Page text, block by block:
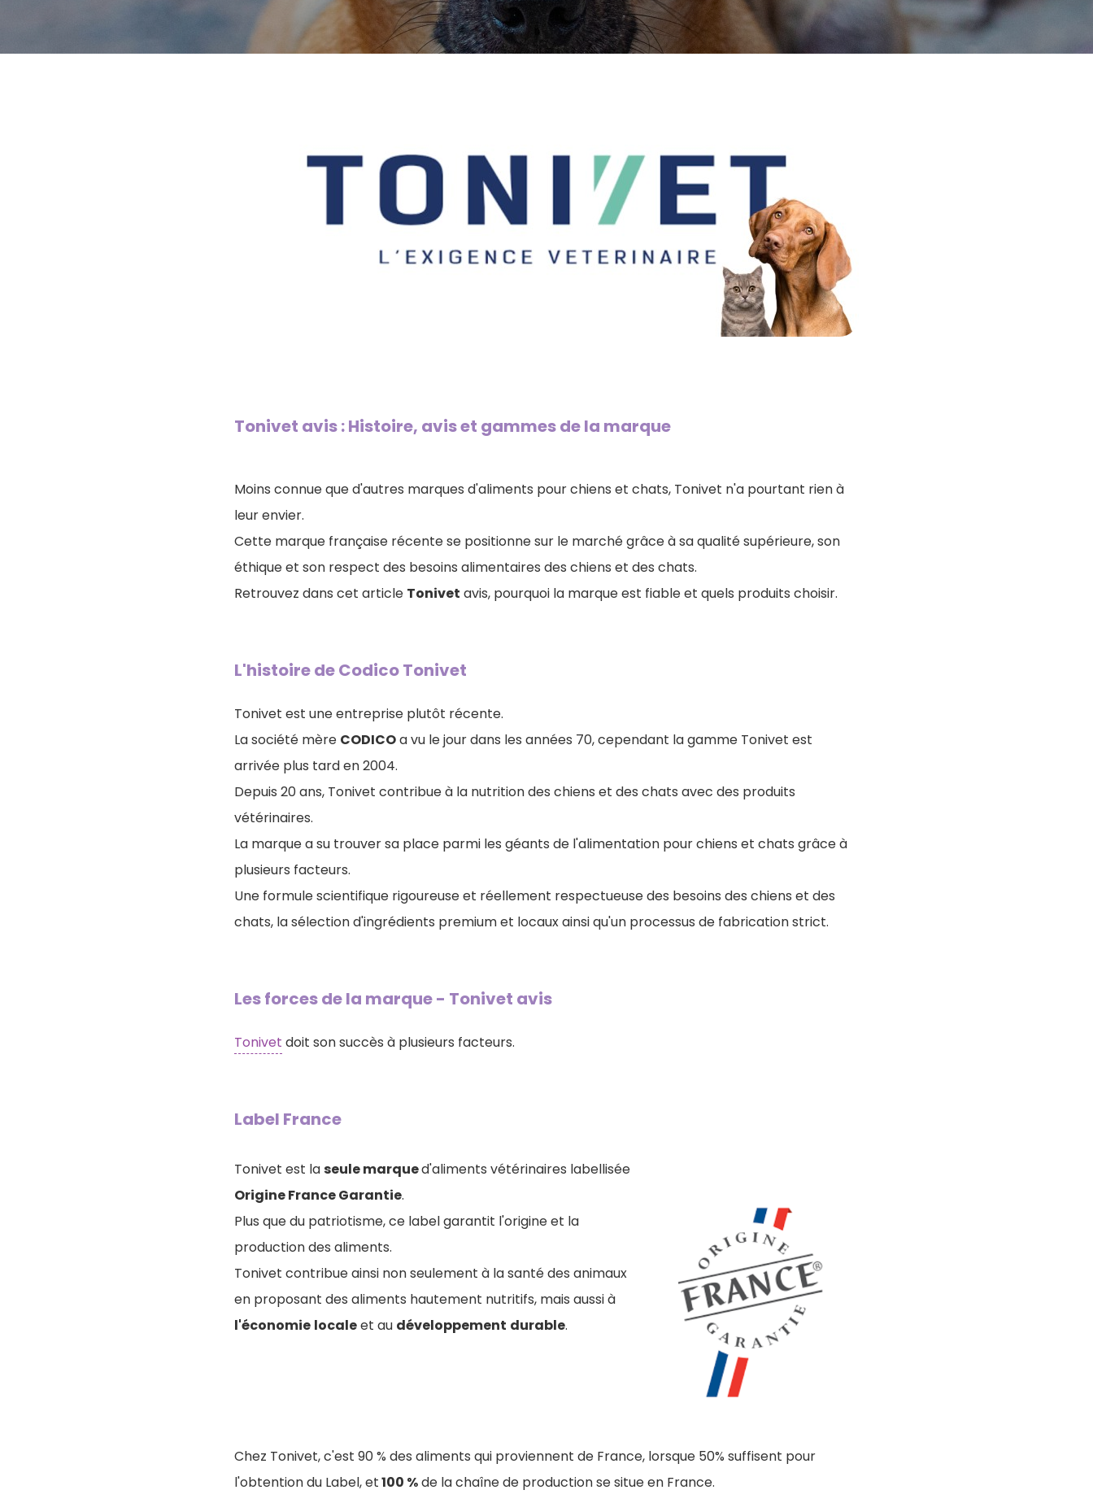
Tonivet avis : Histoire, avis et gammes de la marque
Moins connue que d'autres marques d'aliments pour chiens et chats, Tonivet n'a pourtant rien à
leur envier.
Cette marque française récente se positionne sur le marché grâce à sa qualité supérieure, son
éthique et son respect des besoins alimentaires des chiens et des chats.
Retrouvez dans cet article Tonivet avis, pourquoi la marque est fiable et quels produits choisir.
L'histoire de Codico Tonivet
Tonivet est une entreprise plutôt récente.
La société mère CODICOa vu le jour dans les années 70, cependant la gamme Tonivet est
arrivée plus tard en 2004.
Depuis 20 ans, Tonivet contribue à la nutrition des chiens et des chats avec des produits
vétérinaires.
La marque a su trouver sa place parmi les géants de l'alimentation pour chiens et chats grâce à
plusieurs facteurs.
Une formule scientifique rigoureuse et réellement respectueuse des besoins des chiens et des
chats, la sélection d'ingrédients premium et locaux ainsi qu'un processus de fabrication strict.
Les forces de la marque - Tonivet avis
Tonivet doit son succès à plusieurs facteurs.
Label France
Tonivet est laseule marqued'aliments vétérinaires labellisée
Origine France Garantie.
Plus que du patriotisme, ce label garantit l'origine et la
production des aliments.
Tonivet contribue ainsi non seulement à la santé des animaux
en proposant des aliments hautement nutritifs, mais aussi à
l'économie localeet au développement durable.
Chez Tonivet, c'est 90 % des aliments qui proviennent de France, lorsque 50% suffisent pour
l'obtention du Label, et100 %de la chaîne de production se situe en France.